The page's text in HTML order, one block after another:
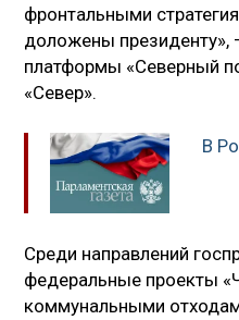
фронтальными
доложены президенту»,
платформы «Северный
«Север».
В
Среди направлений
федеральные проекты
коммунальными